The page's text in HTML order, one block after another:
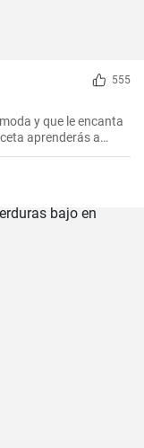
555
y que le encanta
aprenderás a
casero que no